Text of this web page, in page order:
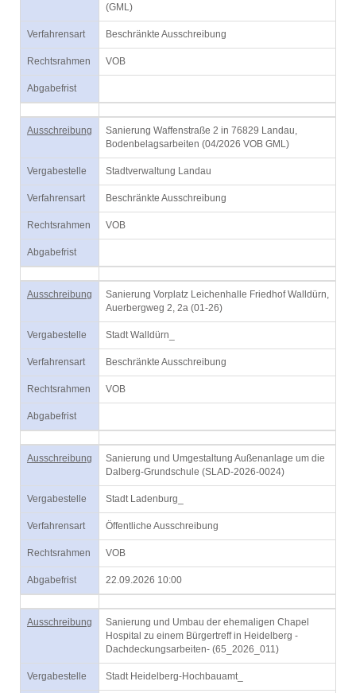
(GML)
Verfahrensart Beschränkte Ausschreibung
Rechtsrahmen VOB
Abgabefrist
Ausschreibung
Sanierung Waffenstraße 2 in 76829 Landau,
Bodenbelagsarbeiten (04/2026 VOB GML)
Vergabestelle Stadtverwaltung Landau
Verfahrensart Beschränkte Ausschreibung
Rechtsrahmen VOB
Abgabefrist
Ausschreibung
Sanierung Vorplatz Leichenhalle Friedhof Walldürn,
Auerbergweg 2, 2a (01-26)
Vergabestelle Stadt Walldürn_
Verfahrensart Beschränkte Ausschreibung
Rechtsrahmen VOB
Abgabefrist
Ausschreibung
Sanierung und Umgestaltung Außenanlage um die
Dalberg-Grundschule (SLAD-2026-0024)
Vergabestelle Stadt Ladenburg_
Verfahrensart Öffentliche Ausschreibung
Rechtsrahmen VOB
Abgabefrist 22.09.2026 10:00
Ausschreibung
Sanierung und Umbau der ehemaligen Chapel
Hospital zu einem Bürgertreff in Heidelberg -
Dachdeckungsarbeiten- (65_2026_011)
Vergabestelle Stadt Heidelberg-Hochbauamt_